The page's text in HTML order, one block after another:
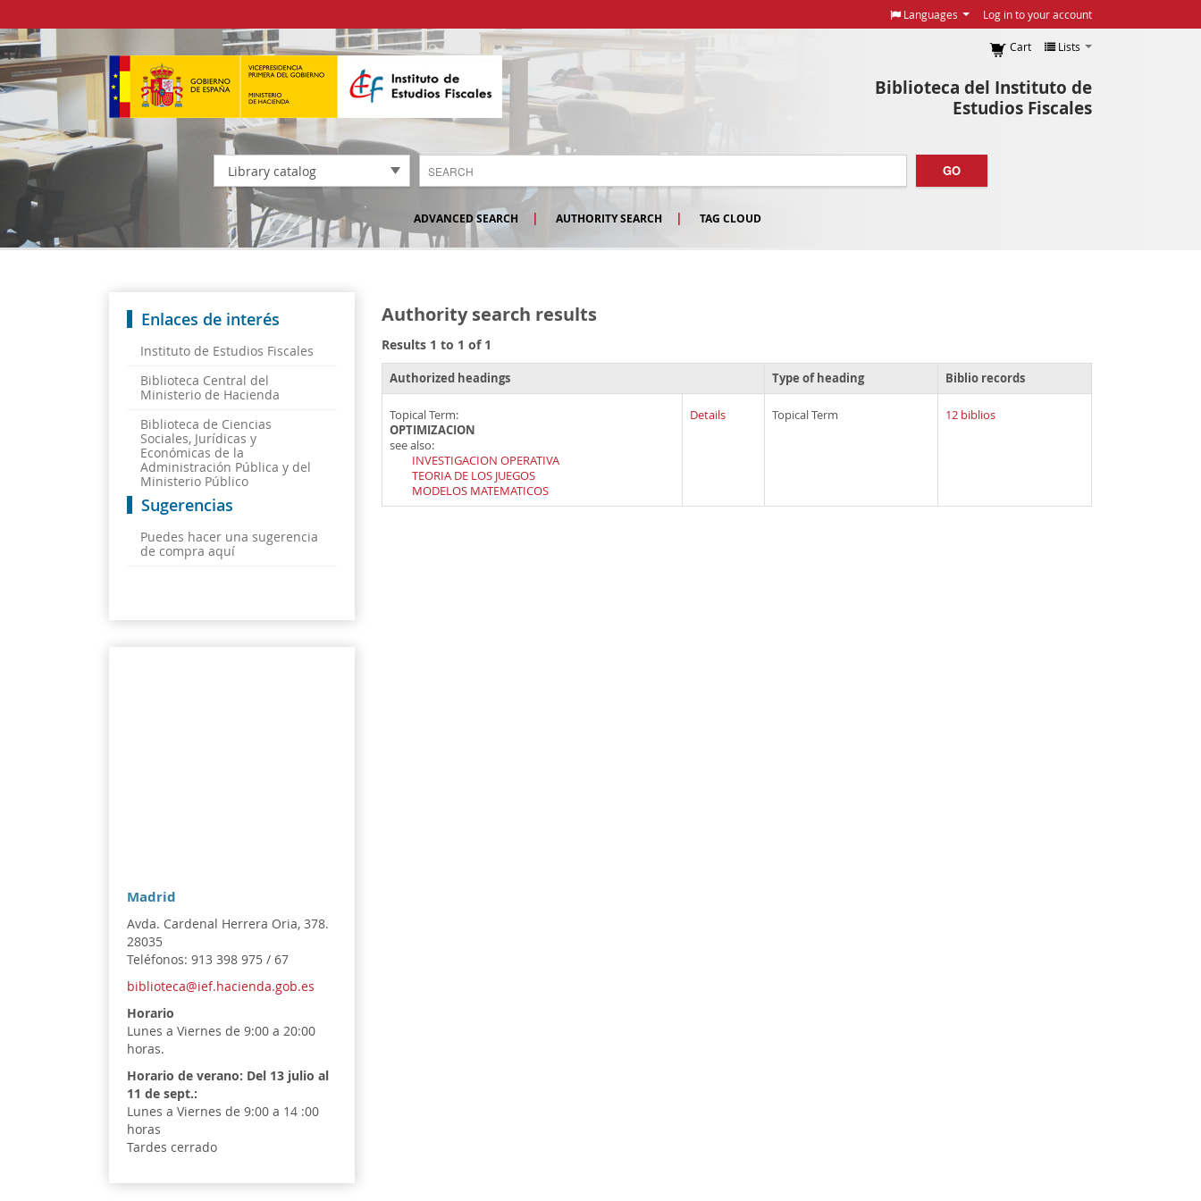
Languages Log in to your account
Biblioteca del Instituto de
Estudios Fiscales
Cart Lists
Library catalog GO
ADVANCED SEARCH AUTHORITY SEARCH TAG CLOUD
Enlaces de interés
Instituto de Estudios Fiscales
Biblioteca Central del
Ministerio de Hacienda
Biblioteca de Ciencias
Sociales, Jurídicas y
Económicas de la
Administración Pública y del
Ministerio Público
Sugerencias
Puedes hacer una sugerencia
de compra aquí
Madrid
Avda. Cardenal Herrera Oria, 378.
28035
Teléfonos: 913 398 975 / 67
biblioteca@ief.hacienda.gob.es
Horario
Lunes a Viernes de 9:00 a 20:00
horas.
Horario de verano: Del 13 julio al
11 de sept.:
Lunes a Viernes de 9:00 a 14 :00
horas
Tardes cerrado
Authority search results
Results 1 to 1 of 1
Authorized headings Type of heading Biblio records
Topical Term:
OPTIMIZACION
see also:
INVESTIGACION OPERATIVA
TEORIA DE LOS JUEGOS
MODELOS MATEMATICOS
Details Topical Term 12 biblios